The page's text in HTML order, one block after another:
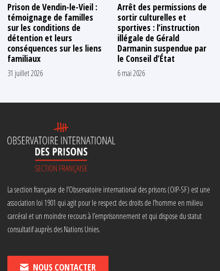
Prison de Vendin-le-Vieil :
témoignage de familles
sur les conditions de
détention et leurs
conséquences sur les liens
familiaux
31 juillet 2026
Arrêt des permissions de
sortir culturelles et
sportives : l’instruction
illégale de Gérald
Darmanin suspendue par
le Conseil d’État
6 mai 2026
La section française de l’Observatoire international des prisons (OIP-SF) est une
association loi 1901 qui agit pour le respect des droits de l’homme en milieu
carcéral et un moindre recours à l’emprisonnement et qui dispose du statut
consultatif auprès des Nations Unies.
NOUS CONTACTER